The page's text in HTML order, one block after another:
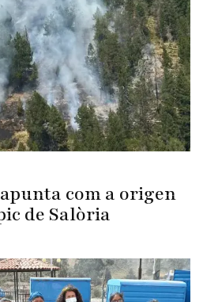
com a origen
de Salòria